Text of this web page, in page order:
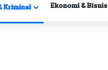
Kriminal Ekonomi & Bisnis